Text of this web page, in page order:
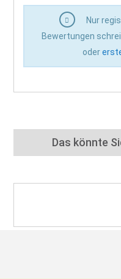
Nur
Bewertungen
oder
Das könnte